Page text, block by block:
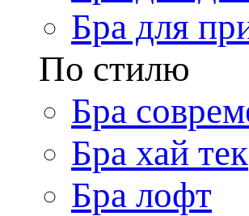
Бра для
По стилю
Бра
Бра хай тек
Бра лофт